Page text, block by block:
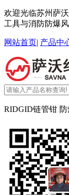
欢迎光临苏州萨
工具与消防防爆
网站首页| 产品中
RIDGID链管钳